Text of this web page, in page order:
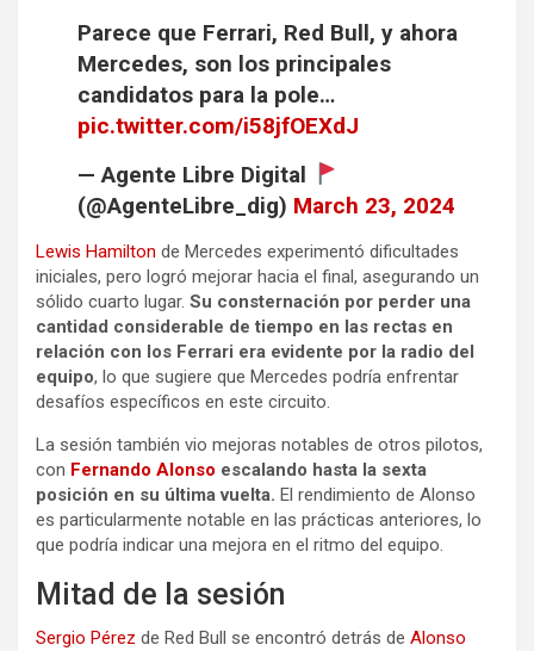
Parece que Ferrari, Red Bull, y ahora
Mercedes, son los principales
candidatos para la pole…
pic.twitter.com/i58jfOEXdJ
— Agente Libre Digital
(@AgenteLibre_dig) March 23, 2024
Lewis Hamilton de Mercedes experimentó dificultades
iniciales, pero logró mejorar hacia el final, asegurando un
sólido cuarto lugar. Su consternación por perder una
cantidad considerable de tiempo en las rectas en
relación con los Ferrari era evidente por la radio del
equipo, lo que sugiere que Mercedes podría enfrentar
desafíos específicos en este circuito.
La sesión también vio mejoras notables de otros pilotos,
con Fernando Alonso escalando hasta la sexta
posición en su última vuelta. El rendimiento de Alonso
es particularmente notable en las prácticas anteriores, lo
que podría indicar una mejora en el ritmo del equipo.
Mitad de la sesión
Sergio Pérez de Red Bull se encontró detrás de Alonso